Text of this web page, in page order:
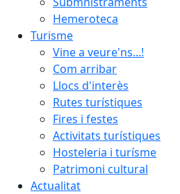
Hemeroteca
Turisme
Vine a veure'ns...!
Com arribar
Llocs d'interès
Rutes turístiques
Fires i festes
Activitats turístiques
Hosteleria i turísme
Patrimoni cultural
Actualitat